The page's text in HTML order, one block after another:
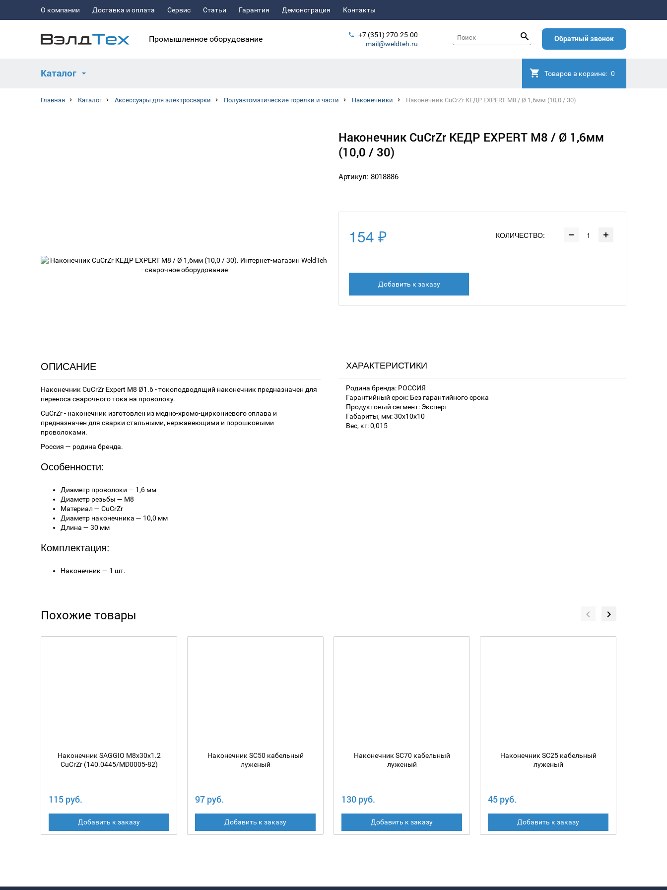
О компании Доставка и оплата Сервис Статьи Гарантия Демонстрация Контакты
Промышленное оборудование
+7 (351) 270-25-00
mail@weldteh.ru
Обратный звонок
Каталог Товаров в корзине: 0
Главная Каталог Аксессуары для электросварки Полуавтоматические горелки и части Наконечники Наконечник CuCrZr КЕДР EXPERT M8 / Ø 1,6мм (10,0 / 30)
Наконечник CuCrZr КЕДР EXPERT M8 / Ø 1,6мм
(10,0 / 30)
Артикул: 8018886
154 ₽ КОЛИЧЕСТВО:
Добавить к заказу
ОПИСАНИЕ
Наконечник CuCrZr Expert М8 Ø1.6 - токоподводящий наконечник предназначен для
переноса сварочного тока на проволоку.
CuCrZr - наконечник изготовлен из медно-хромо-циркониевого сплава и
предназначен для сварки стальными, нержавеющими и порошковыми
проволоками.
Россия — родина бренда.
Особенности:
Диаметр проволоки — 1,6 мм
Диаметр резьбы — М8
Материал — CuCrZr
Диаметр наконечника — 10,0 мм
Длина — 30 мм
Комплектация:
Наконечник — 1 шт.
ХАРАКТЕРИСТИКИ
Родина бренда: РОССИЯ
Гарантийный срок: Без гарантийного срока
Продуктовый сегмент: Эксперт
Габариты, мм: 30x10x10
Вес, кг: 0,015
Похожие товары
Наконечник SAGGIO M8х30х1.2
CuCrZr (140.0445/MD0005-82)
115 руб.
Добавить к заказу
Наконечник SC50 кабельный
луженый
97 руб.
Добавить к заказу
Наконечник SC70 кабельный
луженый
130 руб.
Добавить к заказу
Наконечник SC25 кабельный
луженый
45 руб.
Добавить к заказу